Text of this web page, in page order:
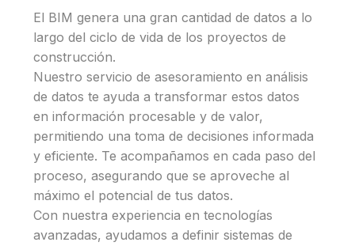
El BIM genera una gran cantidad de datos a lo
largo del ciclo de vida de los proyectos de
construcción.
Nuestro servicio de asesoramiento en análisis
de datos te ayuda a transformar estos datos
en información procesable y de valor,
permitiendo una toma de decisiones informada
y eficiente. Te acompañamos en cada paso del
proceso, asegurando que se aproveche al
máximo el potencial de tus datos.
Con nuestra experiencia en tecnologías
avanzadas, ayudamos a definir sistemas de